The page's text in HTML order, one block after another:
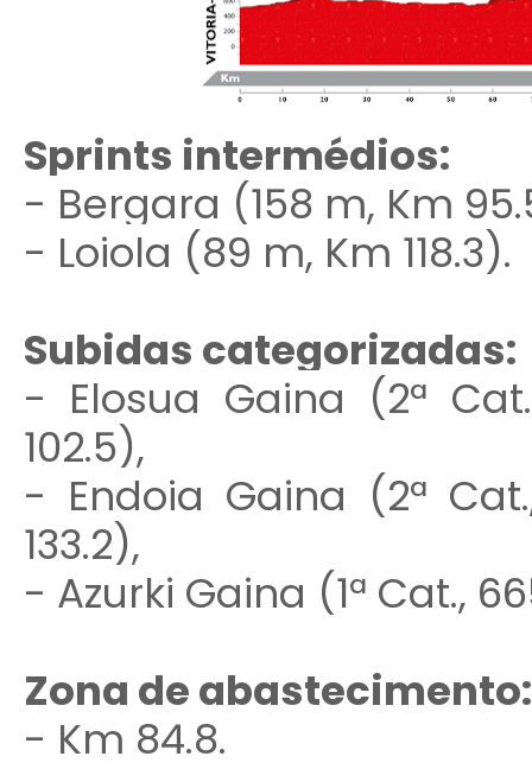
Sprints intermédios:
- Bergara (158 m, Km
- Loiola (89 m, Km 118.3).
Subidas categorizadas:
- Elosua Gaina (2ª
102.5),
- Endoia Gaina (2ª
133.2),
- Azurki Gaina (1ª Cat.,
Zona de
- Km 84.8.